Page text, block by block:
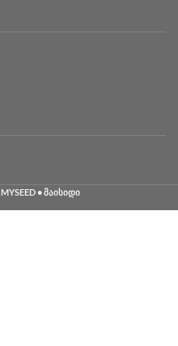
MYSEED • მაისიდი